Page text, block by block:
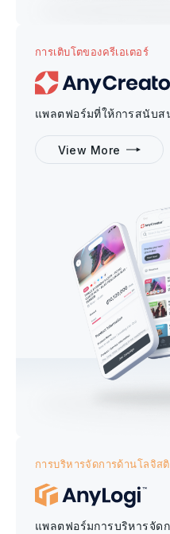
การเติบโตของครีเอเตอร์
แพลตฟอร์มที่ให้การสนับส
View More
การบริหารจัดการด้านโลจิส
แพลตฟอร์มการบริหารจัด